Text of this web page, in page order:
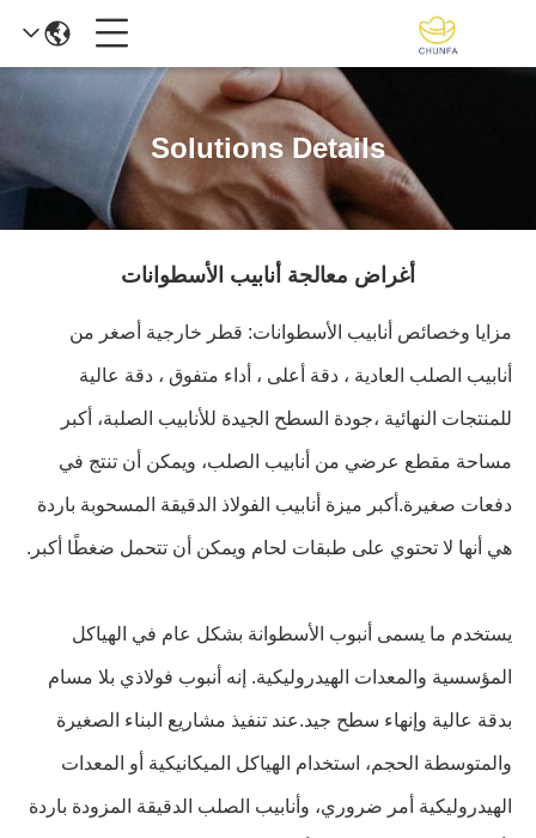
Solutions Details
أغراض معالجة أنابيب الأسطوانات
مزايا وخصائص أنابيب الأسطوانات: قطر خارجية أصغر من
أنابيب الصلب العادية ، دقة أعلى ، أداء متفوق ، دقة عالية
للمنتجات النهائية ،جودة السطح الجيدة للأنابيب الصلبة، أكبر
مساحة مقطع عرضي من أنابيب الصلب، ويمكن أن تنتج في
دفعات صغيرة.أكبر ميزة أنابيب الفولاذ الدقيقة المسحوبة باردة
هي أنها لا تحتوي على طبقات لحام ويمكن أن تتحمل ضغطًا أكبر.
يستخدم ما يسمى أنبوب الأسطوانة بشكل عام في الهياكل
المؤسسية والمعدات الهيدروليكية. إنه أنبوب فولاذي بلا مسام
بدقة عالية وإنهاء سطح جيد.عند تنفيذ مشاريع البناء الصغيرة
والمتوسطة الحجم، استخدام الهياكل الميكانيكية أو المعدات
الهيدروليكية أمر ضروري، وأنابيب الصلب الدقيقة المزودة باردة